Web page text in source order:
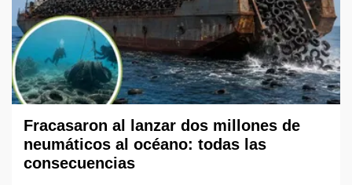
Fracasaron al lanzar dos millones de
neumáticos al océano: todas las
consecuencias